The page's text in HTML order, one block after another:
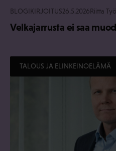
BLOGIKIRJOITUS26.5.2026Riitta
Velkajarrusta ei saa
TALOUS JA ELINKEINOELÄMÄ